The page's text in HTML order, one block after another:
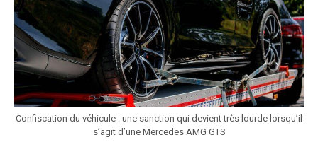
Confiscation du véhicule : une sanction qui devient très lourde lorsqu’il
s’agit d’une Mercedes AMG GTS